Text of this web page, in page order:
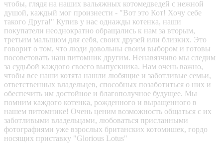
чтобы, глядя на наших вальяжных котомедведей с нежной
душой, каждый мог произнести - "Вот это Кот! Хочу себе
такого Друга!" Купив у нас однажды котенка, наши
покупатели неоднократно обращались к нам за вторым,
третьим малышом для себя, своих друзей или близких. Это
говорит о том, что люди довольны своим выбором и готовы
посоветовать наш питомник другим. Ненавязчиво мы следим
за судьбой каждого своего выпускника. Нам очень важно,
чтобы все наши котята нашли любящие и заботливые семьи,
ответственных владельцев, способных позаботиться о них и
обеспечить им достойное и благополучное будущее. Мы
помним каждого котенка, рожденного и выращенного в
нашем питомнике! Очень ценим возможность общаться с их
заботливыми владельцами, любоваться присланными
фотографиями уже взрослых британских котомишек, гордо
носящих приставку "Glorious Lotus"